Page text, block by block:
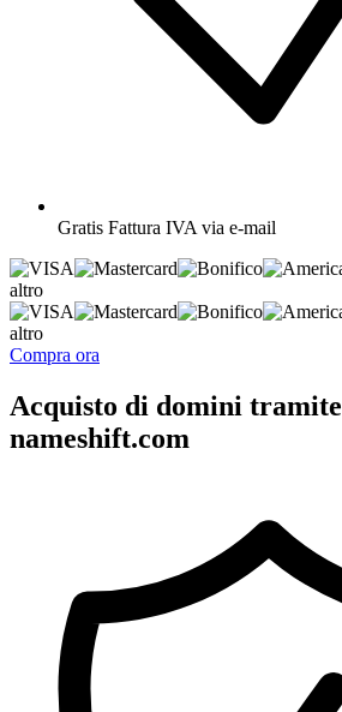
Gratis Fattura IVA via e-mail
altro
altro
Compra ora
Acquisto di domini tramite
nameshift.com